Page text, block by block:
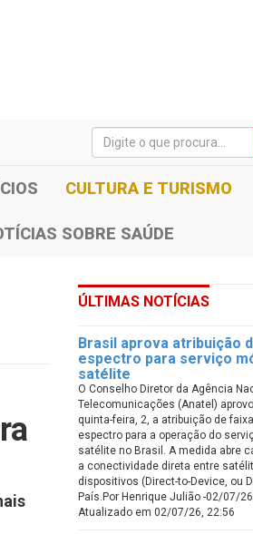
CULTURA E TURISMO
SOBRE SAÚDE
ÚLTIMAS NOTÍCIAS
Brasil aprova atribuição
espectro para serviço
satélite
O Conselho Diretor da Agência
Telecomunicações (Anatel)
quinta-feira, 2, a atribuição de
espectro para a operação do
satélite no Brasil. A medida abre
a conectividade direta entre
dispositivos (Direct-to-Device, ou
País.Por Henrique Julião -02/07/
Atualizado em 02/07/26, 22:56